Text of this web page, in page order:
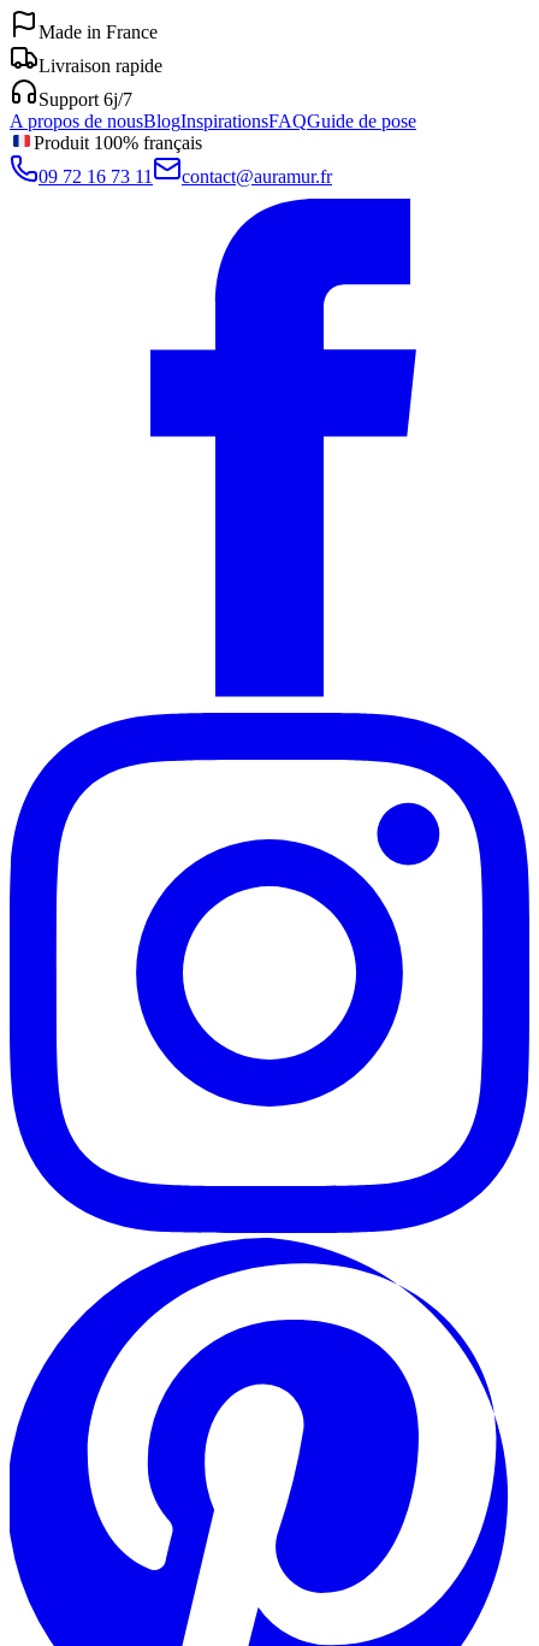
Made in France
Livraison rapide
Support 6j/7
A propos de nousBlogInspirationsFAQGuide de pose
Produit 100% français
09 72 16 73 11
contact@auramur.fr